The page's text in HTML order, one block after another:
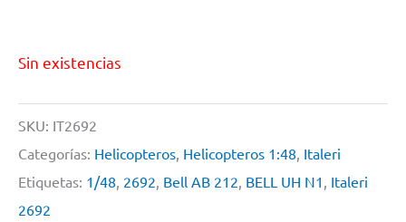
Sin existencias
SKU: IT2692
Categorías: Helicopteros Helicopteros 1:48 Italeri
Etiquetas: 1/48 2692 Bell AB 212 BELL UH N1 Italeri
2692